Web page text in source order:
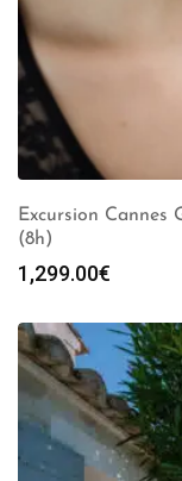
Excursion Cannes
(8h)
1,299.00€